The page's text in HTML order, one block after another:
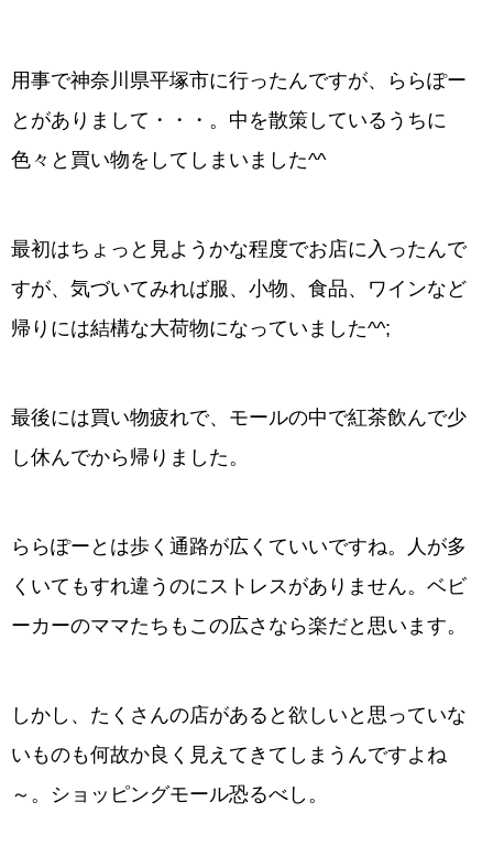
用事で神奈川県平塚市に行ったんですが、ららぽー
とがありまして・・・。中を散策しているうちに
色々と買い物をしてしまいました^^
最初はちょっと見ようかな程度でお店に入ったんで
すが、気づいてみれば服、小物、食品、ワインなど
帰りには結構な大荷物になっていました^^;
最後には買い物疲れで、モールの中で紅茶飲んで少
し休んでから帰りました。
ららぽーとは歩く通路が広くていいですね。人が多
くいてもすれ違うのにストレスがありません。ベビ
ーカーのママたちもこの広さなら楽だと思います。
しかし、たくさんの店があると欲しいと思っていな
いものも何故か良く見えてきてしまうんですよね
～。ショッピングモール恐るべし。